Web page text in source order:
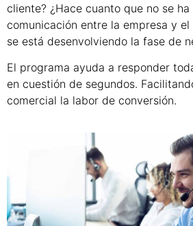
cliente? ¿Hace cuanto que no se
comunicación entre la empresa y el
se está desenvolviendo la fase de
El programa ayuda a responder
en cuestión de segundos.
comercial la labor de conversión.